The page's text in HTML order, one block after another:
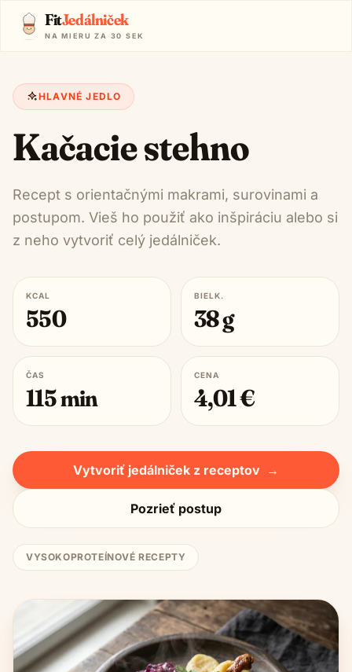
FitJedálniček
NA MIERU ZA 30 SEK
HLAVNÉ JEDLO
Kačacie stehno
Recept s orientačnými makrami, surovinami a
postupom. Vieš ho použiť ako inšpiráciu alebo si
z neho vytvoriť celý jedálniček.
KCAL
550
BIELK.
38g
ČAS
115min
CENA
4,01€
Vytvoriť jedálniček z receptov →
Pozrieť postup
VYSOKOPROTEÍNOVÉ RECEPTY